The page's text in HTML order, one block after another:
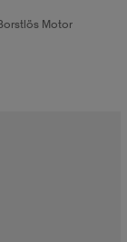
Motor